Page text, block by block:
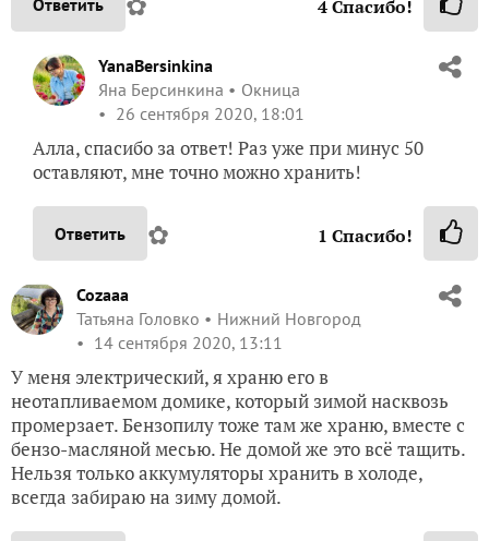
Ответить 4Спасибо!
YanaBersinkina
Яна Берсинкина
Окница
26 сентября 2020, 18:01
Алла, спасибо за ответ! Раз уже при минус 50
оставляют, мне точно можно хранить!
Ответить ✿ 1 Спасибо!
Cozaaa
Татьяна Головко
Нижний Новгород
14 сентября 2020, 13:11
У меня электрический, я храню его в
неотапливаемом домике, который зимой насквозь
промерзает. Бензопилу тоже там же храню, вместе с
бензо-масляной месью. Не домой же это всё тащить.
Нельзя только аккумуляторы хранить в холоде,
всегда забираю на зиму домой.